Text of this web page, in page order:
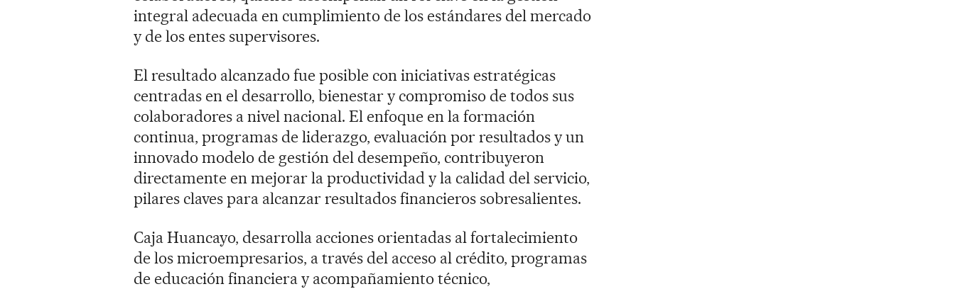
integral adecuada en cumplimiento de los estándares del mercado
y de los entes supervisores.
El resultado alcanzado fue posible con iniciativas estratégicas
centradas en el desarrollo, bienestar y compromiso de todos sus
colaboradores a nivel nacional. El enfoque en la formación
continua, programas de liderazgo, evaluación por resultados y un
innovado modelo de gestión del desempeño, contribuyeron
directamente en mejorar la productividad y la calidad del servicio,
pilares claves para alcanzar resultados financieros sobresalientes.
Caja Huancayo, desarrolla acciones orientadas al fortalecimiento
de los microempresarios, a través del acceso al crédito, programas
de educación financiera y acompañamiento técnico,